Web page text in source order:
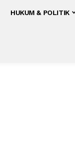
HUKUM & POLITIK